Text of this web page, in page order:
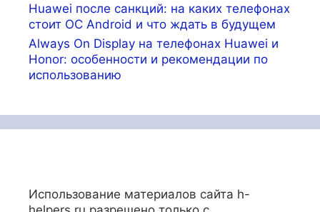
Huawei после санкций: на каких телефонах
стоит ОС Android и что ждать в будущем
Always On Display на телефонах Huawei и
Honor: особенности и рекомендации по
использованию
Использование материалов сайта h-